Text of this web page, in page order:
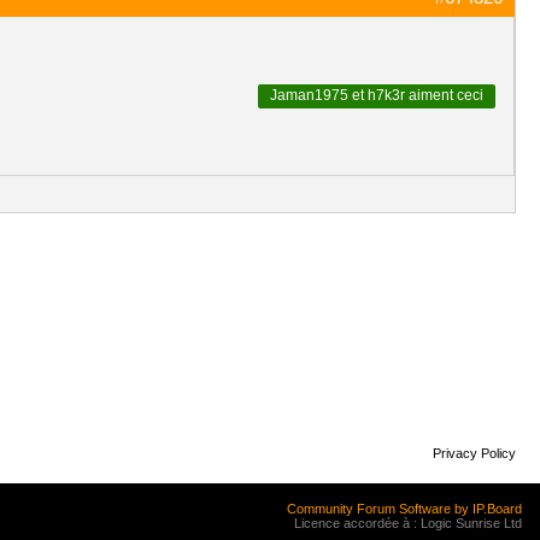
Jaman1975 et h7k3r aiment ceci
Privacy Policy
Community Forum Software by IP.Board
Licence accordée à : Logic Sunrise Ltd